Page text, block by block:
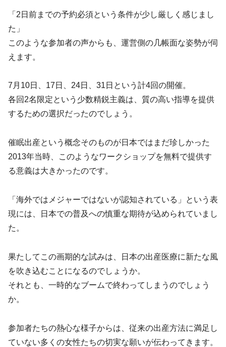
「2日前までの予約必須という条件が少し厳しく感じまし
た」
このような参加者の声からも、運営側の几帳面な姿勢が伺
えます。
7月10日、17日、24日、31日という計4回の開催。
各回2名限定という少数精鋭主義は、質の高い指導を提供
するための選択だったのでしょう。
催眠出産という概念そのものが日本ではまだ珍しかった
2013年当時、このようなワークショップを無料で提供す
る意義は大きかったのです。
「海外ではメジャーではないが認知されている」という表
現には、日本での普及への慎重な期待が込められていまし
た。
果たしてこの画期的な試みは、日本の出産医療に新たな風
を吹き込むことになるのでしょうか。
それとも、一時的なブームで終わってしまうのでしょう
か。
参加者たちの熱心な様子からは、従来の出産方法に満足し
ていない多くの女性たちの切実な願いが伝わってきます。